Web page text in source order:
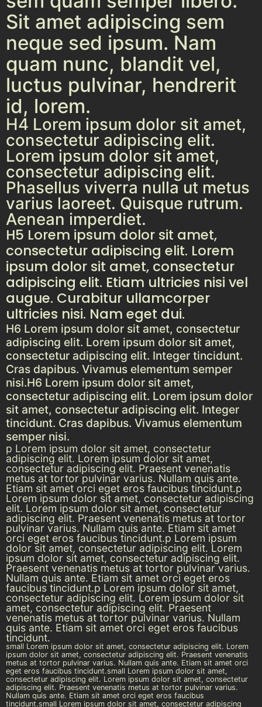
Sit amet adipiscing sem
neque sed ipsum. Nam
quam nunc, blandit vel,
luctus pulvinar, hendrerit
id, lorem.
H4 Lorem ipsum dolor sit amet,
consectetur adipiscing elit.
Lorem ipsum dolor sit amet,
consectetur adipiscing elit.
Phasellus viverra nulla ut metus
varius laoreet. Quisque rutrum.
Aenean imperdiet.
H5 Lorem ipsum dolor sit amet,
consectetur adipiscing elit. Lorem
ipsum dolor sit amet, consectetur
adipiscing elit. Etiam ultricies nisi vel
augue. Curabitur ullamcorper
ultricies nisi. Nam eget dui.
H6 Lorem ipsum dolor sit amet, consectetur
adipiscing elit. Lorem ipsum dolor sit amet,
consectetur adipiscing elit. Integer tincidunt.
Cras dapibus. Vivamus elementum semper
nisi.H6 Lorem ipsum dolor sit amet,
consectetur adipiscing elit. Lorem ipsum dolor
sit amet, consectetur adipiscing elit. Integer
tincidunt. Cras dapibus. Vivamus elementum
semper nisi.
p Lorem ipsum dolor sit amet, consectetur
adipiscing elit. Lorem ipsum dolor sit amet,
consectetur adipiscing elit. Praesent venenatis
metus at tortor pulvinar varius. Nullam quis ante.
Etiam sit amet orci eget eros faucibus tincidunt.p
Lorem ipsum dolor sit amet, consectetur adipiscing
elit. Lorem ipsum dolor sit amet, consectetur
adipiscing elit. Praesent venenatis metus at tortor
pulvinar varius. Nullam quis ante. Etiam sit amet
orci eget eros faucibus tincidunt.p Lorem ipsum
dolor sit amet, consectetur adipiscing elit. Lorem
ipsum dolor sit amet, consectetur adipiscing elit.
Praesent venenatis metus at tortor pulvinar varius.
Nullam quis ante. Etiam sit amet orci eget eros
faucibus tincidunt.p Lorem ipsum dolor sit amet,
consectetur adipiscing elit. Lorem ipsum dolor sit
amet, consectetur adipiscing elit. Praesent
venenatis metus at tortor pulvinar varius. Nullam
quis ante. Etiam sit amet orci eget eros faucibus
tincidunt.
small Lorem ipsum dolor sit amet, consectetur adipiscing elit. Lorem
ipsum dolor sit amet, consectetur adipiscing elit. Praesent venenatis
metus at tortor pulvinar varius. Nullam quis ante. Etiam sit amet orci
eget eros faucibus tincidunt.small Lorem ipsum dolor sit amet,
consectetur adipiscing elit. Lorem ipsum dolor sit amet, consectetur
adipiscing elit. Praesent venenatis metus at tortor pulvinar varius.
Nullam quis ante. Etiam sit amet orci eget eros faucibus
tincidunt.small Lorem ipsum dolor sit amet, consectetur adipiscing